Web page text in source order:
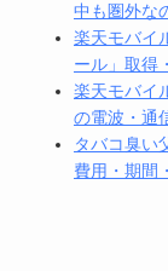
中も圏外な
楽天モバイ
ール」取得
楽天モバイ
の電波・通
タバコ臭い
費用・期間